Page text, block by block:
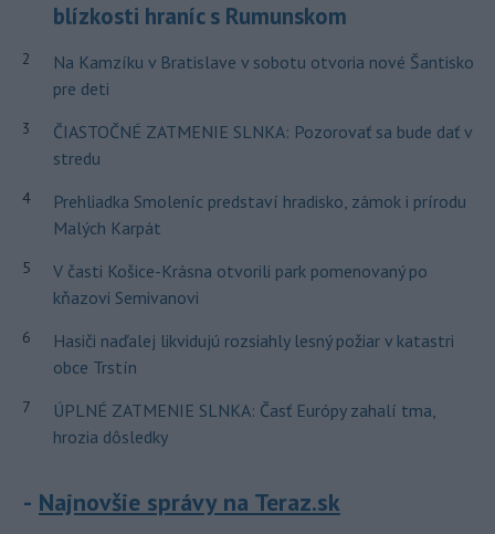
blízkosti hraníc s Rumunskom
2
Na Kamzíku v Bratislave v sobotu otvoria nové Šantisko
pre deti
3
ČIASTOČNÉ ZATMENIE SLNKA: Pozorovať sa bude dať v
stredu
4
Prehliadka Smoleníc predstaví hradisko, zámok i prírodu
Malých Karpát
5
V časti Košice-Krásna otvorili park pomenovaný po
kňazovi Semivanovi
6
Hasiči naďalej likvidujú rozsiahly lesný požiar v katastri
obce Trstín
7
ÚPLNÉ ZATMENIE SLNKA: Časť Európy zahalí tma,
hrozia dôsledky
Najnovšie správy na Teraz.sk